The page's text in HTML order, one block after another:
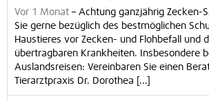
Vor 1 Monat – Achtung ganzjährig Zecken-
Sie gerne bezüglich des bestmöglichen
Haustieres vor Zecken- und Flohbefall und
übertragbaren Krankheiten. Insbesondere
Auslandsreisen: Vereinbaren Sie einen
Tierarztpraxis Dr. Dorothea [...]